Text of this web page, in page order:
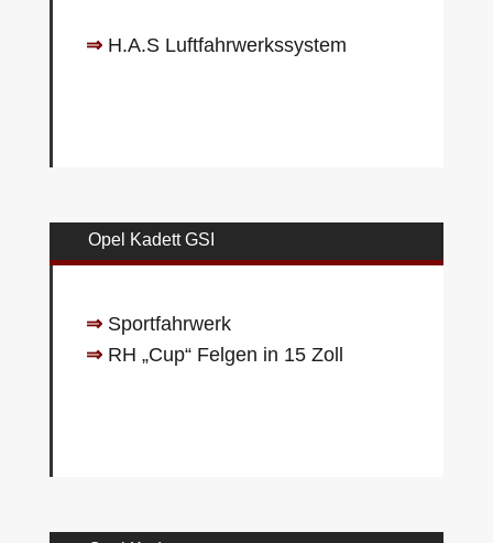
⇒H.A.S Luftfahrwerkssystem
Opel Kadett GSI
⇒Sportfahrwerk
⇒RH „Cup“ Felgen in 15 Zoll